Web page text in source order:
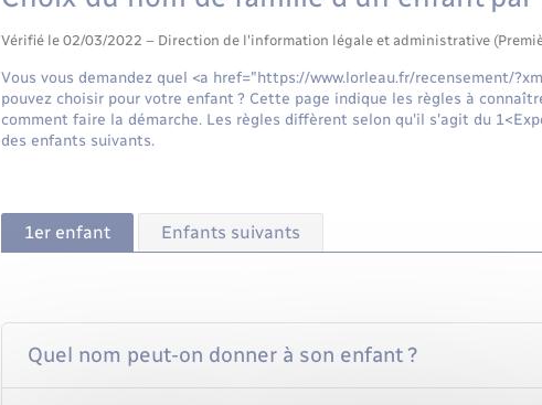
Vérifié le 02/03/2022 – Direction de l'information légale et administrative
Vous vous demandez quel <a href="https://www.lorleau.fr/recensement/
pouvez choisir pour votre enfant ? Cette page indique les règles à
comment faire la démarche. Les règles diffèrent selon qu'il s'agit du
des enfants suivants.
1er enfant Enfants suivants
Quel nom peut-on donner à son enfant ?